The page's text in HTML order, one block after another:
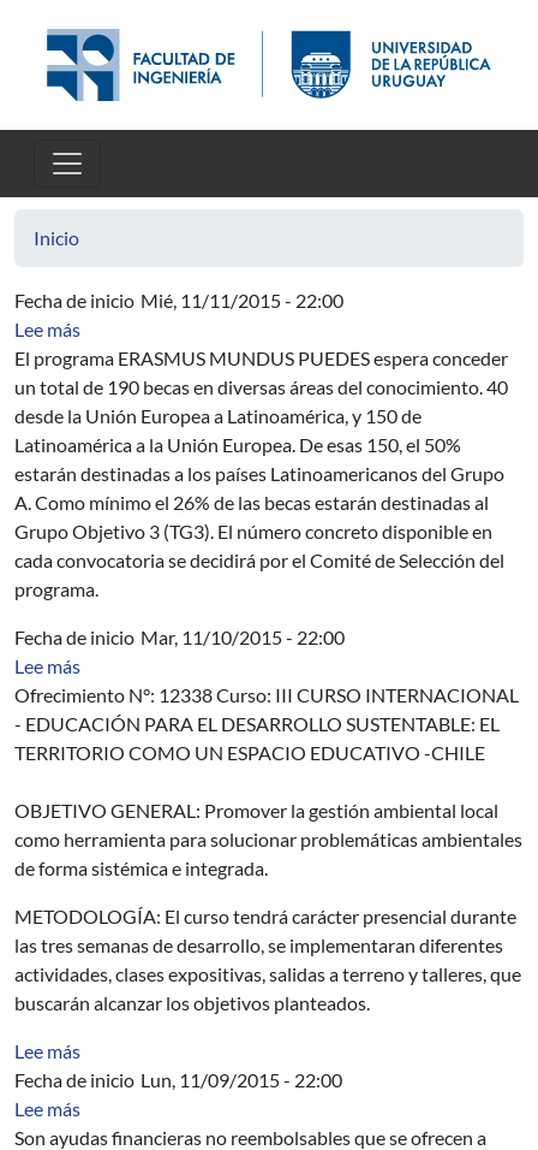
Inicio
Fecha de inicio Mié, 11/11/2015 - 22:00
Lee mássobre Ofrecimiento N°: 12339 - OPP - ERASMUS
El programa ERASMUS MUNDUS PUEDES espera conceder
un total de 190 becas en diversas áreas del conocimiento. 40
desde la Unión Europea a Latinoamérica, y 150 de
Latinoamérica a la Unión Europea. De esas 150, el 50%
estarán destinadas a los países Latinoamericanos del Grupo
A. Como mínimo el 26% de las becas estarán destinadas al
Grupo Objetivo 3 (TG3). El número concreto disponible en
cada convocatoria se decidirá por el Comité de Selección del
programa.
Fecha de inicio Mar, 11/10/2015 - 22:00
Lee mássobre Ofrecimiento N°: 12338 - AUCI - Curso
Ofrecimiento N°: 12338 Curso: III CURSO INTERNACIONAL
- EDUCACIÓN PARA EL DESARROLLO SUSTENTABLE: EL
TERRITORIO COMO UN ESPACIO EDUCATIVO -CHILE
OBJETIVO GENERAL: Promover la gestión ambiental local
como herramienta para solucionar problemáticas ambientales
de forma sistémica e integrada.
METODOLOGÍA: El curso tendrá carácter presencial durante
las tres semanas de desarrollo, se implementaran diferentes
actividades, clases expositivas, salidas a terreno y talleres, que
buscarán alcanzar los objetivos planteados.
Lee mássobre Especificación de un modelo de proceso
Fecha de inicio Lun, 11/09/2015 - 22:00
Lee mássobre Becas de posgrado en Colombia
Son ayudas financieras no reembolsables que se ofrecen a